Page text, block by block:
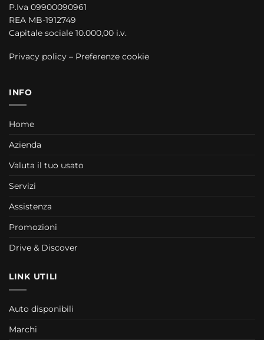
P.Iva 09900090961
REA MB-1912749
Capitale sociale 10.000,00 i.v.
Privacy policy – Preferenze cookie
INFO
Home
Azienda
Valuta il tuo usato
Servizi
Assistenza
Promozioni
Drive & Discover
LINK UTILI
Auto disponibili
Marchi